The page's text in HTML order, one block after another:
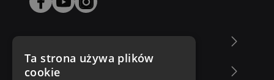
Zakupy u nas
Ta strona używa plików
cookie